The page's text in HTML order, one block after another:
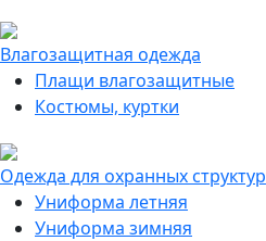
Влагозащитная одежда
Плащи влагозащитные
Костюмы, куртки
Одежда для охранных структур
Униформа летняя
Униформа зимняя